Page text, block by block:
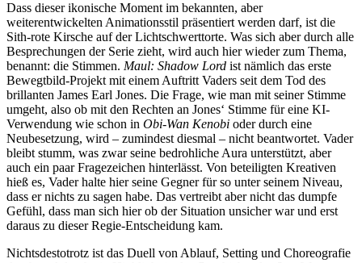
Dass dieser ikonische Moment im bekannten, aber
weiterentwickelten Animationsstil präsentiert werden darf, ist die
Sith-rote Kirsche auf der Lichtschwerttorte. Was sich aber durch alle
Besprechungen der Serie zieht, wird auch hier wieder zum Thema,
benannt: die Stimmen. Maul: Shadow Lord ist nämlich das erste
Bewegtbild-Projekt mit einem Auftritt Vaders seit dem Tod des
brillanten James Earl Jones. Die Frage, wie man mit seiner Stimme
umgeht, also ob mit den Rechten an Jones‘ Stimme für eine KI-
Verwendung wie schon in Obi-Wan Kenobi oder durch eine
Neubesetzung, wird – zumindest diesmal – nicht beantwortet. Vader
bleibt stumm, was zwar seine bedrohliche Aura unterstützt, aber
auch ein paar Fragezeichen hinterlässt. Von beteiligten Kreativen
hieß es, Vader halte hier seine Gegner für so unter seinem Niveau,
dass er nichts zu sagen habe. Das vertreibt aber nicht das dumpfe
Gefühl, dass man sich hier ob der Situation unsicher war und erst
daraus zu dieser Regie-Entscheidung kam.
Nichtsdestotrotz ist das Duell von Ablauf, Setting und Choreografie